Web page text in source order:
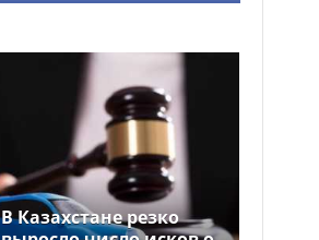
В Казахстане резко